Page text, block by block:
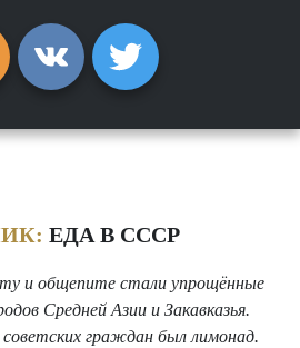
ЕДА В СССР
и общепите стали упрощённые
Средней Азии и Закавказья.
граждан был лимонад.